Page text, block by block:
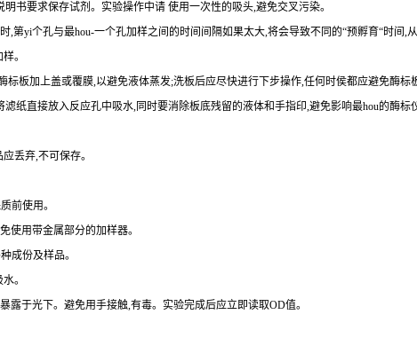
明书要求保存试剂。实验操作中请 使用一次性的吸头,避免交叉污染。
,第yi个孔与最hou-一个孔加样之间的时间间隔如果太大,将会导致不同的“预孵育“时间 ,
。
标板加上盖或覆膜,以避免液体蒸发;洗板后应尽快进行下步操作,任何时侯都应避免酶标
纸直接放入反应孔中吸水,同时要消除板底残留的液体和手指印,避免影响最hou的酶标
丢弃,不可保存。
前使用。
使用带金属部分的加样器。
成份及样品。
。
露于光下。避免用手接触,有毒。实验完成后应立即读取OD值。